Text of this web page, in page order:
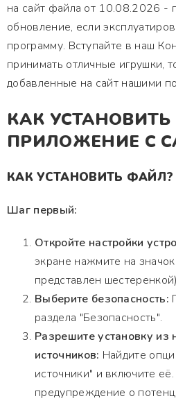
на сайт файла от 10.08.2026 -
обновление, если
программу. Вступайте в наш
принимать отличные игрушки,
добавленные на сайт нашими
КАК УСТАНОВИТЬ
ПРИЛОЖЕНИЕ С
КАК УСТАНОВИТЬ ФАЙЛ?
Шаг первый:
Откройте настройки
экране нажмите на
представлен
Выберите безопасность:
раздела "Безопасность".
Разрешите установку из
источников: Найдите
источники" и включите
предупреждение о